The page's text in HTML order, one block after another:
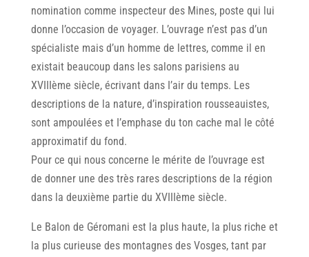
nomination comme inspecteur des Mines, poste qui lui
donne l’occasion de voyager. L’ouvrage n’est pas d’un
spécialiste mais d’un homme de lettres, comme il en
existait beaucoup dans les salons parisiens au
XVIIIème siècle, écrivant dans I’air du temps. Les
descriptions de la nature, d’inspiration rousseauistes,
sont ampoulées et I’emphase du ton cache mal le côté
approximatif du fond.
Pour ce qui nous concerne le mérite de I’ouvrage est
de donner une des très rares descriptions de la région
dans la deuxième partie du XVIIIème siècle.
Le Balon de Géromani est la plus haute, la plus riche et
la plus curieuse des montagnes des Vosges, tant par